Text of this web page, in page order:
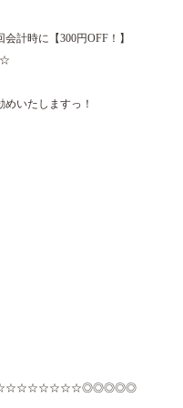
計時に【300円OFF！】
いたしますっ！